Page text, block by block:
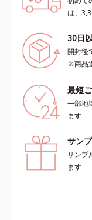
は、
30日
開封後
※商品
最短
一部地
ます
サン
サンプ
ます